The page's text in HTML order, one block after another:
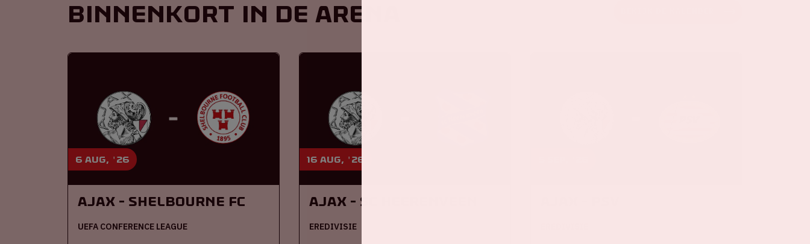
Binnenkort in de ArenA
6 aug, '26
Ajax - Shelbourne FC
UEFA CONFERENCE LEAGUE
16 aug, '26
Ajax - SC Heerenveen
EREDIVISIE